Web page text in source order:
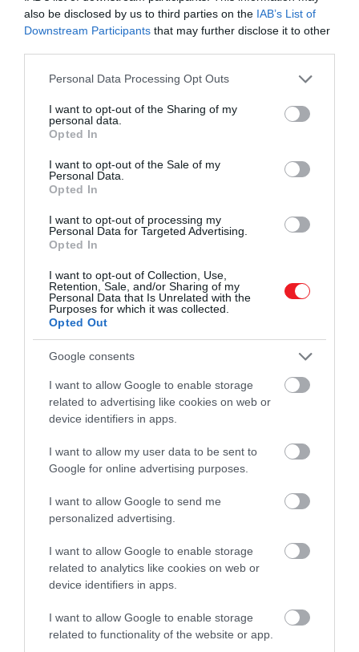
also be disclosed by us to third parties on the IAB’s List of
Downstream Participants that may further disclose it to other
Please note that this website/app uses one or more Google
not limited to your visit or usage behaviour. You may click to
grant or deny consent to Google and its third-party tags to
use your data for below specified purposes in below Google
consent section.
Personal Data Processing Opt Outs
I want to opt-out of the Sharing of my
personal data.
Opted In
I want to opt-out of the Sale of my
Personal Data.
Opted In
I want to opt-out of processing my
Personal Data for Targeted Advertising.
Opted In
I want to opt-out of Collection, Use,
Retention, Sale, and/or Sharing of my
Personal Data that Is Unrelated with the
Purposes for which it was collected.
Opted Out
Google consents
I want to allow Google to enable storage
related to advertising like cookies on web or
device identifiers in apps.
I want to allow my user data to be sent to
Google for online advertising purposes.
I want to allow Google to send me
personalized advertising.
I want to allow Google to enable storage
related to analytics like cookies on web or
device identifiers in apps.
I want to allow Google to enable storage
related to functionality of the website or app.
A Pemba nevű humanoid robot elérte az
ecuadori Chimborazo vulkán 6200
6200 méteres vulkán csúcsára
jutott egy humanoid robot, a…
HAMU ÉS GYÉMÁNT